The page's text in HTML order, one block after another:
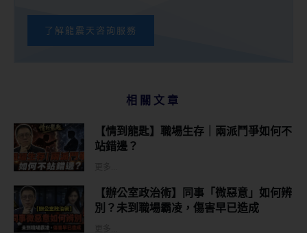
了解龍震天咨詢服務
相關文章
【情到龍匙】職場生存｜兩派鬥爭如何不
站錯邊？
【辦公室政治術】同事「微惡意」如何辨
別？未到職場霸凌，傷害早已造成